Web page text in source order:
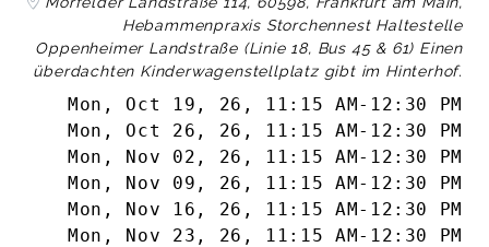
Hebammenpraxis Storchennest Haltestelle
Oppenheimer Landstraße (Linie 18, Bus 45 & 61) Einen
überdachten Kinderwagenstellplatz gibt im Hinterhof.
Mon, Oct 19, 26 , 11:15 AM- 12:30 PM
Mon, Oct 26, 26 , 11:15 AM- 12:30 PM
Mon, Nov 02, 26 , 11:15 AM- 12:30 PM
Mon, Nov 09, 26 , 11:15 AM- 12:30 PM
Mon, Nov 16, 26 , 11:15 AM- 12:30 PM
Mon, Nov 23, 26 , 11:15 AM- 12:30 PM